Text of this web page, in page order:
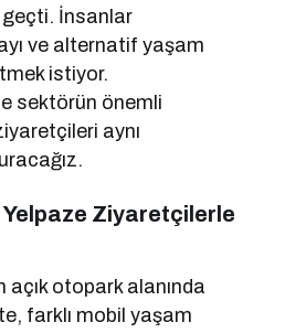
İnsanlar
ve alternatif yaşam
istiyor.
sektörün önemli
aynı
Ziyaretçilerle
açık otopark alanında
farklı mobil yaşam